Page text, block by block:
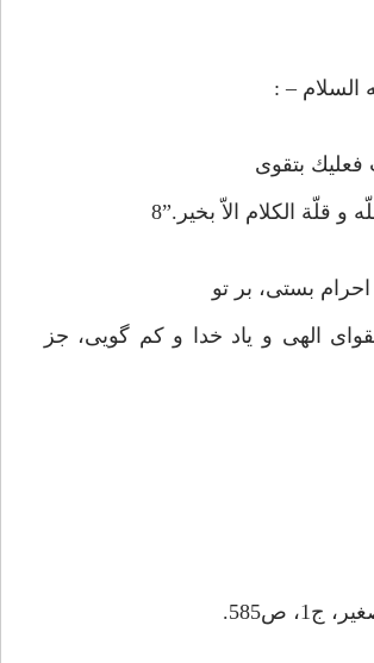
السلام – :
فعليك بتقوى
و قلّة الكلام الاّ بخير.”8
بستى، بر تو
الهى و ياد خدا و كم گويى، جز